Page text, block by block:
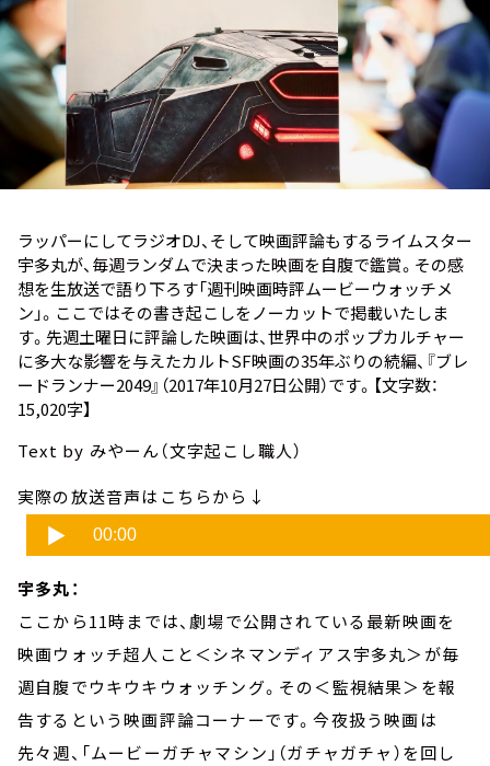
ラッパーにしてラジオDJ、そして映画評論もするライムスター
宇多丸が、毎週ランダムで決まった映画を自腹で鑑賞。その感
想を生放送で語り下ろす「週刊映画時評ムービーウォッチメ
ン」。ここではその書き起こしをノーカットで掲載いたしま
す。先週土曜日に評論した映画は、世界中のポップカルチャー
に多大な影響を与えたカルトSF映画の35年ぶりの続編、 『ブレ
ードランナー2049』 （2017年10月27日公開）です。【文字数：
15,020字】
Text by みやーん（文字起こし職人）
実際の放送音声はこちらから↓
宇多丸：
ここから11時までは、劇場で公開されている最新映画を
映画ウォッチ超人こと＜シネマンディアス宇多丸＞が毎
週自腹でウキウキウォッチング。その＜監視結果＞を報
告するという映画評論コーナーです。今夜扱う映画は
先々週、「ムービーガチャマシン」（ガチャガチャ）を回し